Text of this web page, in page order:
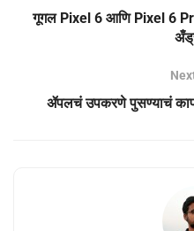
गूगल Pixel 6 आणि Pixel 6
ॲपलचं उपकरणे पुसण्याचं